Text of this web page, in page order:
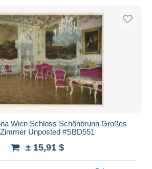
Wien Schloss Schönbrunn Großes
Unposted #SBD551
± 15,91 $